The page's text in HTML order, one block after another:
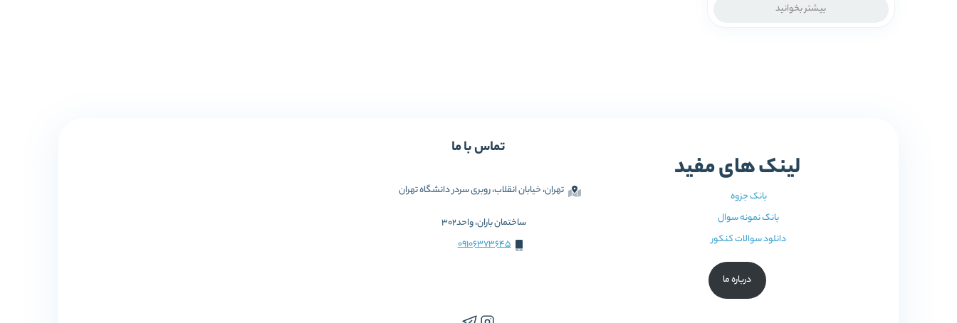
بیشتر بخوانید
لینک های مفید
بانک جزوه
بانک نمونه سوال
دانلود سوالات کنکور
درباره ما
تماس با ما
تهران، خیابان انقلاب، روبری سردر دانشگاه تهران
ساختمان باران، واحد302
09106373645